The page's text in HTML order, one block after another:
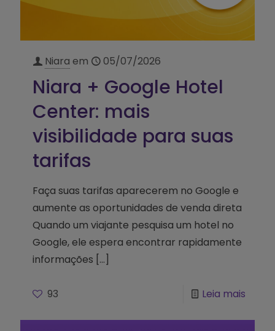
Niara em 05/07/2026
Niara + Google Hotel
Center: mais
visibilidade para suas
tarifas
Faça suas tarifas aparecerem no Google e
aumente as oportunidades de venda direta
Quando um viajante pesquisa um hotel no
Google, ele espera encontrar rapidamente
informações […]
93 Leia mais